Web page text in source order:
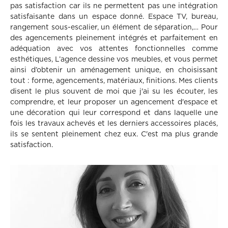
pas satisfaction car ils ne permettent pas une intégration
satisfaisante dans un espace donné. Espace TV, bureau,
rangement sous-escalier, un élément de séparation,… Pour
des agencements pleinement intégrés et parfaitement en
adéquation avec vos attentes fonctionnelles comme
esthétiques, L’agence dessine vos meubles, et vous permet
ainsi d’obtenir un aménagement unique, en choisissant
tout : forme, agencements, matériaux, finitions. Mes clients
disent le plus souvent de moi que j'ai su les écouter, les
comprendre, et leur proposer un agencement d'espace et
une décoration qui leur correspond et dans laquelle une
fois les travaux achevés et les derniers accessoires placés,
ils se sentent pleinement chez eux. C'est ma plus grande
satisfaction.